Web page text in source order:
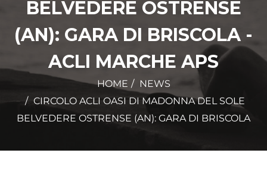
BELVEDERE OSTRENSE
(AN): GARA DI BRISCOLA -
ACLI MARCHE APS
HOME
NEWS
CIRCOLO ACLI OASI DI MADONNA DEL SOLE
BELVEDERE OSTRENSE (AN): GARA DI BRISCOLA